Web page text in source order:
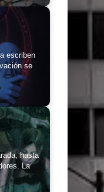
escriben
se
hasta
La